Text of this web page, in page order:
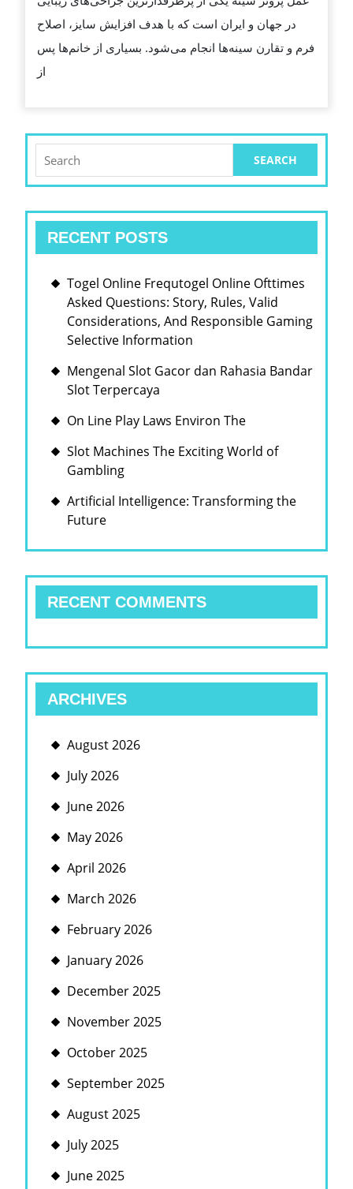
مطمئن
برای
بازگرداندن
در جهان و ایران است که با هدف افزایش سایز، اصلاح
فرم و تقارن سینه‌ها انجام می‌شود. بسیاری از خانم‌ها پس
از
for:
RECENT POSTS
Togel Online Frequtogel Online Ofttimes
Asked Questions: Story, Rules, Valid
Considerations, And Responsible Gaming
Selective Information
Mengenal Slot Gacor dan Rahasia Bandar
Slot Terpercaya
On Line Play Laws Environ The
Slot Machines The Exciting World of
Gambling
Artificial Intelligence: Transforming the
Future
RECENT COMMENTS
ARCHIVES
August 2026
July 2026
June 2026
May 2026
April 2026
March 2026
February 2026
January 2026
December 2025
November 2025
October 2025
September 2025
August 2025
July 2025
June 2025